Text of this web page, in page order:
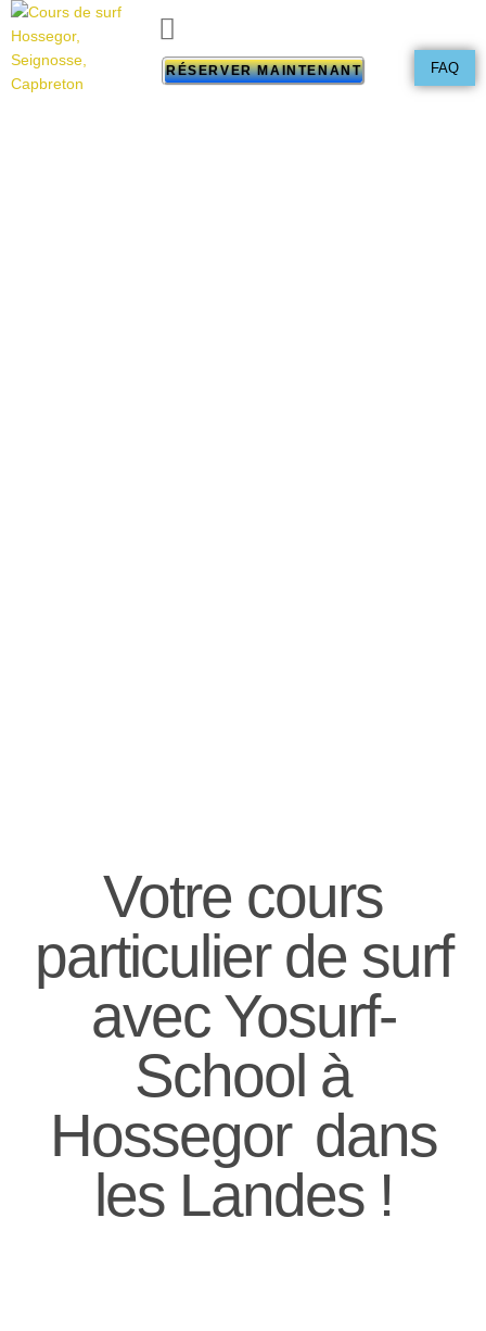
RÉSERVER MAINTENANT FAQ
Votre cours
particulier de surf
avec Yosurf-
School à
Hossegor dans
les Landes !